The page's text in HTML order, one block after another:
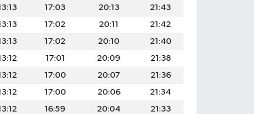
17:03 20:13
21:43
17:02 20:11
21:42
17:02 20:10
21:40
17:01 20:09
21:38
17:00 20:07
21:36
17:00 20:06
21:34
16:59 20:04
21:33